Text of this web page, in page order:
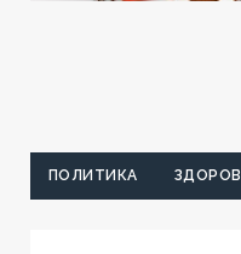
ПОЛИТИКА